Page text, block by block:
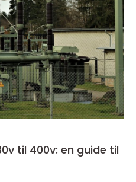
til 400v: en guide til